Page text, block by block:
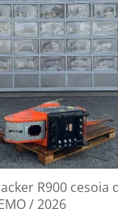
110/110 470
Distanza perni
Perni Ø Stelo
€ HS21 80/80 305
di montaggio
Perni Ø Stelo
€ SWA 48 80/
2.000,00 €
R900 cesoia
/ 2026